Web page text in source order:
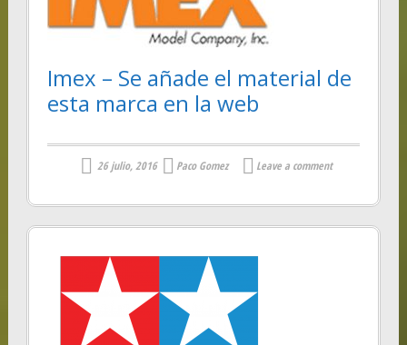
Imex – Se añade el material de
esta marca en la web
26 julio, 2016 Paco Gomez Leave a comment